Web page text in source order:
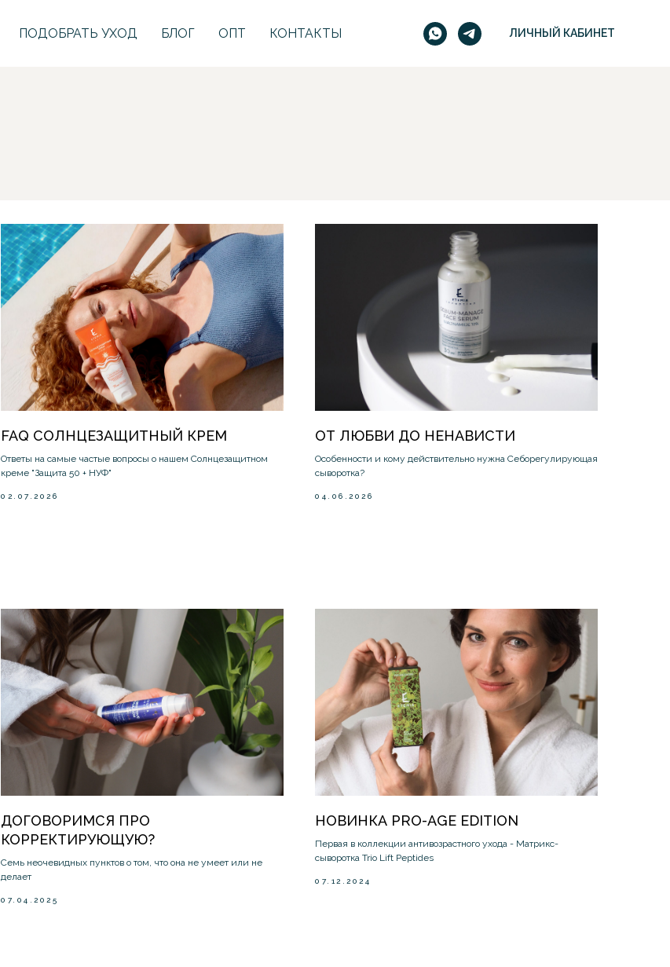
ПОДОБРАТЬ УХОД БЛОГ ОПТ КОНТАКТЫ ЛИЧНЫЙ КАБИНЕТ
FAQ СОЛНЦЕЗАЩИТНЫЙ КРЕМ
Ответы на самые частые вопросы о нашем Солнцезащитном
креме "Защита 50 + НУФ"
02.07.2026
ОТ ЛЮБВИ ДО НЕНАВИСТИ
Особенности и кому действительно нужна Себорегулирующая
сыворотка?
04.06.2026
ДОГОВОРИМСЯ ПРО
КОРРЕКТИРУЮЩУЮ?
Семь неочевидных пунктов о том, что она не умеет или не
делает
07.04.2025
НОВИНКА PRO-AGE EDITION
Первая в коллекции антивозрастного ухода - Матрикс-
сыворотка Trio Lift Peptides
07.12.2024